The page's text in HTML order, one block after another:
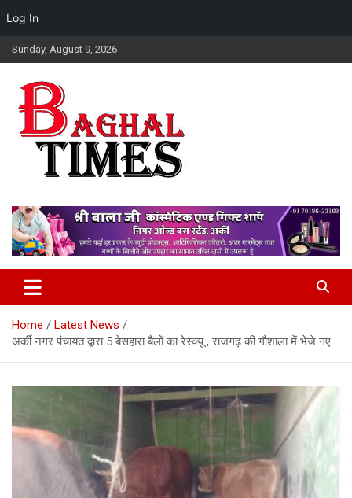
Log In
Skip
to
Sunday, August 9, 2026
Baghal Times : Breaking News,
Himachal Hindi News, Latest
Himachal News, HP News.
Financial And Business News, Sports, Automobile, Entertainment,
Latest Gadget News, Lifestyle, Health, And Latest Updates From
Around The World.
Home
Latest News
अर्की नगर पंचायत द्वारा 5 बेसहारा बैलों का रेस्क्यू , राजगढ़ की गौशाला में भेजे गए